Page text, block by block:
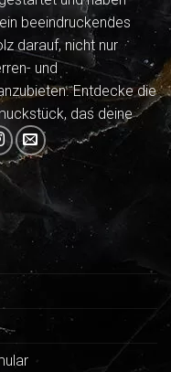
beeindruckendes
darauf, nicht nur
und
Entdecke die
das deine